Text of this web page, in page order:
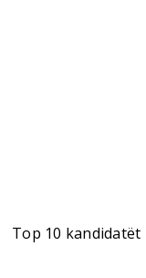
Top 10 kandidatët